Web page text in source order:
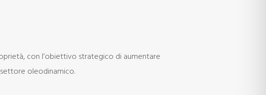
con l’obiettivo strategico di aumentare
oleodinamico.